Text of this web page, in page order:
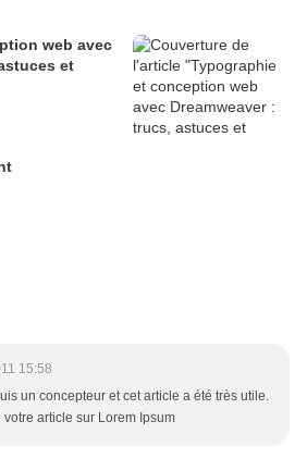
web avec
et
15:58
un concepteur et cet article a été très utile.
article sur Lorem Ipsum